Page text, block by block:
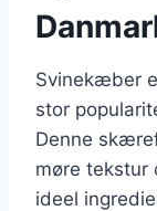
Svinekæber
stor
Denne
møre tekstur
ideel